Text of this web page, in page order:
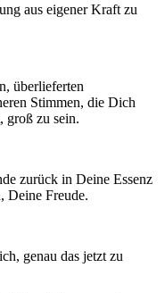
aus eigener Kraft zu
überlieferten
Stimmen, die Dich
groß zu sein.
zurück in Deine Essenz
Deine Freude.
genau das jetzt zu